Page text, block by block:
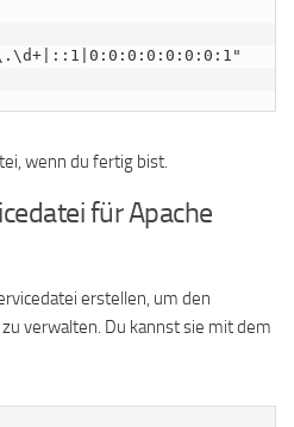
wenn du fertig bist.
für Apache
erstellen, um den
verwalten. Du kannst sie mit dem